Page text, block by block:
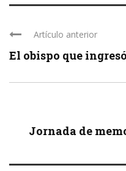
Artículo anterior
El obispo que
Jornada de